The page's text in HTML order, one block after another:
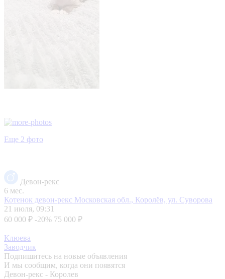
Еще 2 фото
Девон-рекс
6 мес.
Котенок девон-рекс Московская обл., Королёв, ул. Суворова
21 июля, 09:31
60 000 ₽ -20% 75 000 ₽
Клюева
Заводчик
Подпишитесь на новые объявления
И мы сообщим, когда они появятся
Девон-рекс - Королев